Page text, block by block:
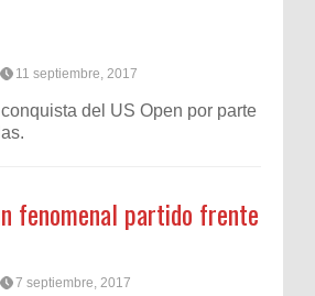
11 septiembre, 2017
del US Open por parte
fenomenal partido frente
7 septiembre, 2017